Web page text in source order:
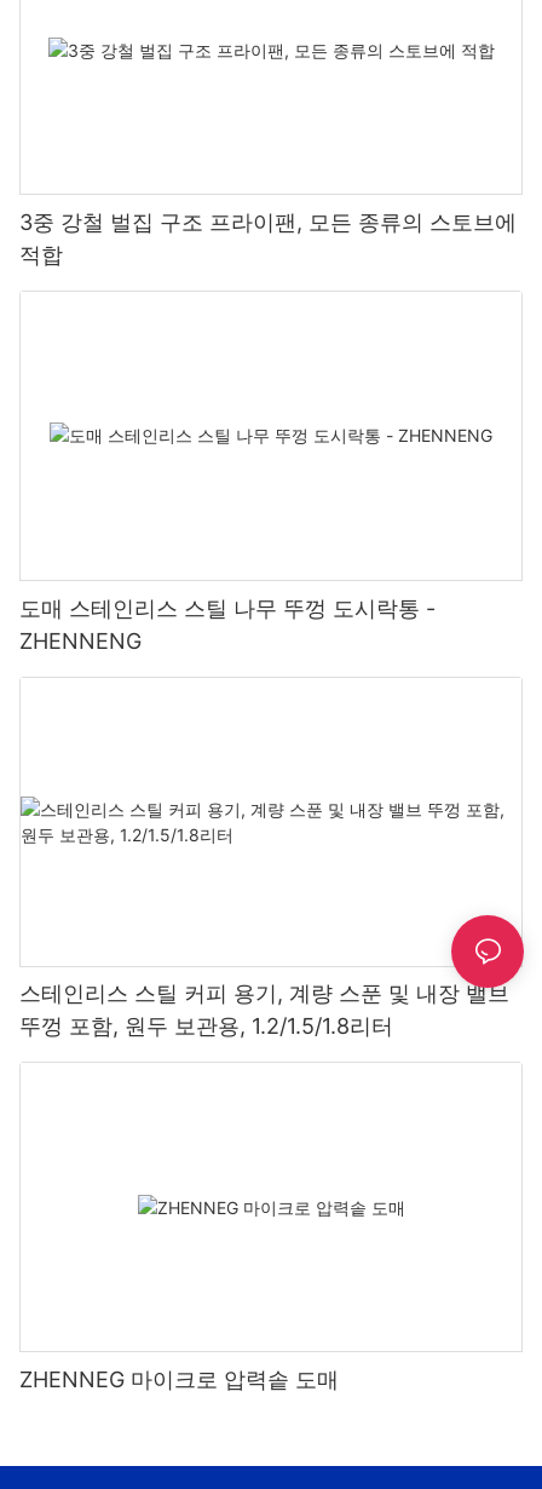
3중 강철 벌집 구조 프라이팬, 모든 종류의 스토브에
적합
도매 스테인리스 스틸 나무 뚜껑 도시락통 -
ZHENNENG
스테인리스 스틸 커피 용기, 계량 스푼 및 내장 밸브
뚜껑 포함, 원두 보관용, 1.2/1.5/1.8리터
ZHENNEG 마이크로 압력솥 도매